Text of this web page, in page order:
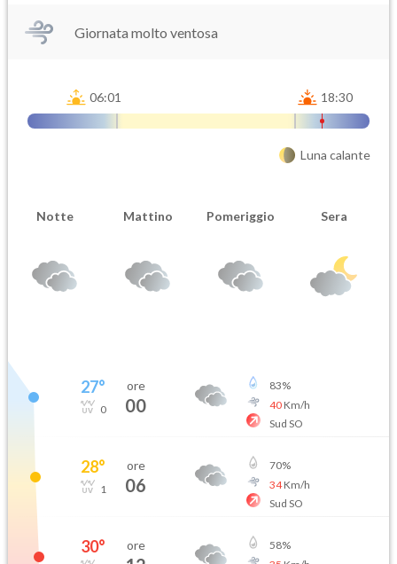
Giornata molto ventosa
06:01 18:30
Luna calante
Notte Mattino Pomeriggio Sera
27°
0
ore
00
83%
40Km/h
Sud SO
28°
1
ore
06
70%
34Km/h
Sud SO
30° ore 58%